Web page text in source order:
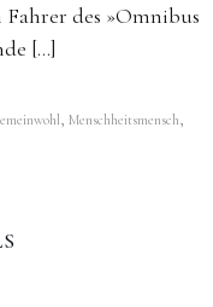
des »Omnibus
[…]
, Menschheitsmensch,